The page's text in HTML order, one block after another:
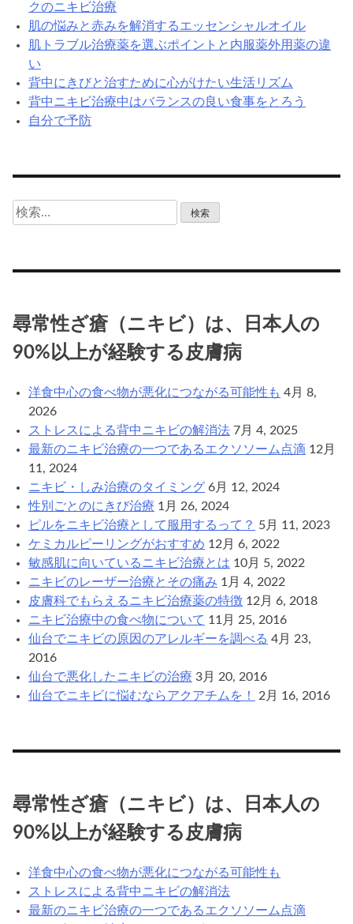
クのニキビ治療
肌の悩みと赤みを解消するエッセンシャルオイル
肌トラブル治療薬を選ぶポイントと内服薬外用薬の違
い
背中にきびと治すために心がけたい生活リズム
背中ニキビ治療中はバランスの良い食事をとろう
自分で予防
検
索:
尋常性ざ瘡（ニキビ）は、日本人の
90%以上が経験する皮膚病
洋食中心の食べ物が悪化につながる可能性も 4月 8,
2026
ストレスによる背中ニキビの解消法 7月 4, 2025
最新のニキビ治療の一つであるエクソソーム点滴 12月
11, 2024
ニキビ・しみ治療のタイミング 6月 12, 2024
性別ごとのにきび治療 1月 26, 2024
ピルをニキビ治療として服用するって？ 5月 11, 2023
ケミカルピーリングがおすすめ 12月 6, 2022
敏感肌に向いているニキビ治療とは 10月 5, 2022
ニキビのレーザー治療とその痛み 1月 4, 2022
皮膚科でもらえるニキビ治療薬の特徴 12月 6, 2018
ニキビ治療中の食べ物について 11月 25, 2016
仙台でニキビの原因のアレルギーを調べる 4月 23,
2016
仙台で悪化したニキビの治療 3月 20, 2016
仙台でニキビに悩むならアクアチムを！
2月 16, 2016
尋常性ざ瘡（ニキビ）は、日本人の
90%以上が経験する皮膚病
洋食中心の食べ物が悪化につながる可能性も
ストレスによる背中ニキビの解消法
最新のニキビ治療の一つであるエクソソーム点滴